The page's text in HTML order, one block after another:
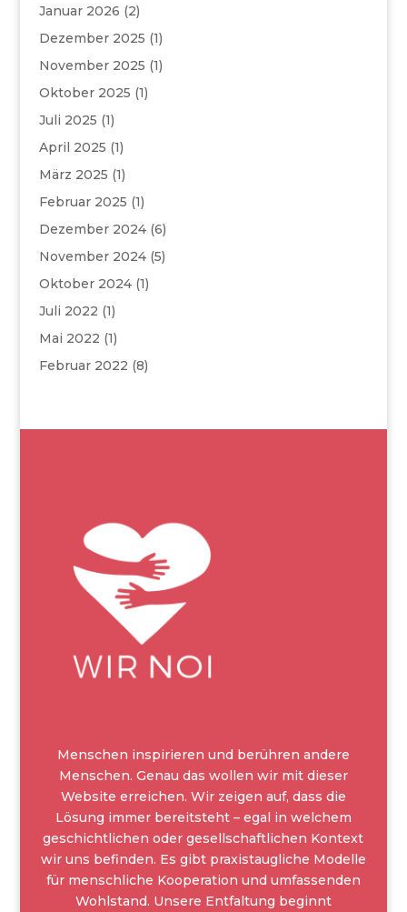
Januar 2026 (2)
Dezember 2025 (1)
November 2025 (1)
Oktober 2025 (1)
Juli 2025 (1)
April 2025 (1)
März 2025 (1)
Februar 2025 (1)
Dezember 2024(6)
November 2024(5)
Oktober 2024(1)
Juli 2022 (1)
Mai 2022 (1)
Februar 2022 (8)
Menschen inspirieren und berühren andere
Menschen. Genau das wollen wir mit dieser
Website erreichen. Wir zeigen auf, dass die
Lösung immer bereitsteht – egal in welchem
geschichtlichen oder gesellschaftlichen Kontext
wir uns befinden. Es gibt praxistaugliche Modelle
für menschliche Kooperation und umfassenden
Wohlstand. Unsere Entfaltung beginnt